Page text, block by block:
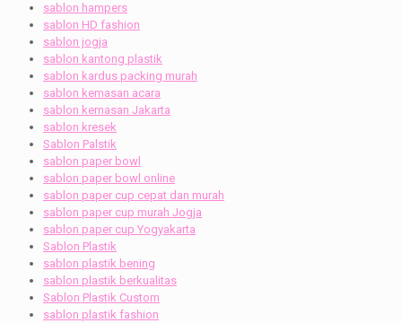
sablon hampers
sablon HD fashion
sablon jogja
sablon kantong plastik
sablon kardus packing murah
sablon kemasan acara
sablon kemasan Jakarta
sablon kresek
Sablon Palstik
sablon paper bowl
sablon paper bowl online
sablon paper cup cepat dan murah
sablon paper cup murah Jogja
sablon paper cup Yogyakarta
Sablon Plastik
sablon plastik bening
sablon plastik berkualitas
Sablon Plastik Custom
sablon plastik fashion